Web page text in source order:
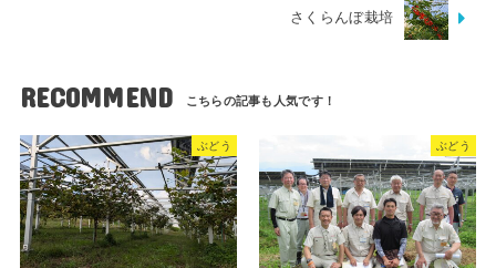
さくらんぼ栽培
RECOMMEND
ぶどう ぶどう